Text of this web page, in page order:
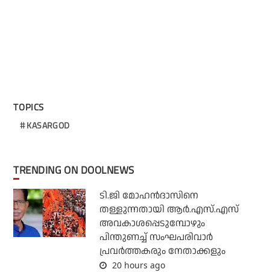
TOPICS
KASARGOD
TRENDING ON DOOLNEWS
ടി.ജി മോഹന്‍ദാസിനെ
തള്ളുന്നതായി ആര്‍.എസ്.എസ്
അവകാശപ്പെടുമ്പോഴും
പിന്തുണച്ച് സംഘപരിവാര്‍
പ്രവര്‍ത്തകരും നേതാക്കളും
20 hours ago